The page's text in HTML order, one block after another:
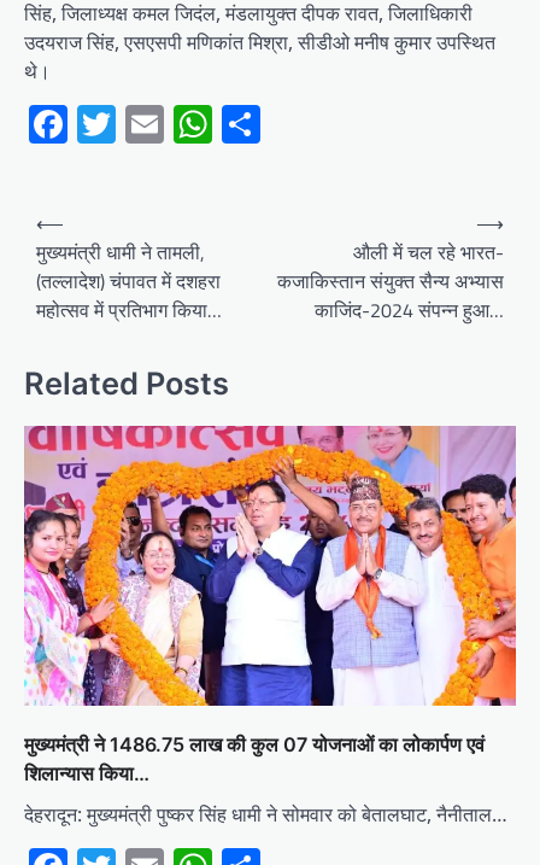
सिंह, जिलाध्यक्ष कमल जिदंल, मंडलायुक्त दीपक रावत, जिलाधिकारी
उदयराज सिंह, एसएसपी मणिकांत मिश्रा, सीडीओ मनीष कुमार उपस्थित
थे।
Facebook
Twitter
EmailWhatsApp
Post
navigation
⟵
मुख्यमंत्री धामी ने तामली,
(तल्लादेश) चंपावत में दशहरा
महोत्सव में प्रतिभाग किया…
औली में चल रहे भारत-
कजाकिस्तान संयुक्त सैन्य अभ्यास
काजिंद-2024 संपन्न हुआ…
⟶
Related Posts
मुख्यमंत्री ने 1486.75 लाख की कुल 07 योजनाओं का लोकार्पण एवं
शिलान्यास किया…
देहरादून: मुख्यमंत्री पुष्कर सिंह धामी ने सोमवार को बेतालघाट, नैनीताल…